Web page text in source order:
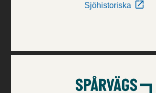
Sjöhistoriska